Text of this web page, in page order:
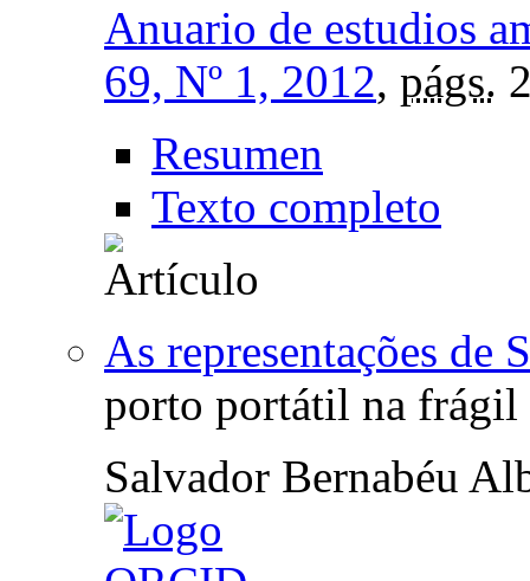
Anuario de estudios
69, Nº 1, 2012, págs.
Resumen
Texto completo
As representações de
porto portátil na frágil
Salvador Bernabéu